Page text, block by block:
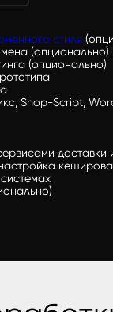
стиля
(опционально)
(опционально)
Shop-Script,
доставки